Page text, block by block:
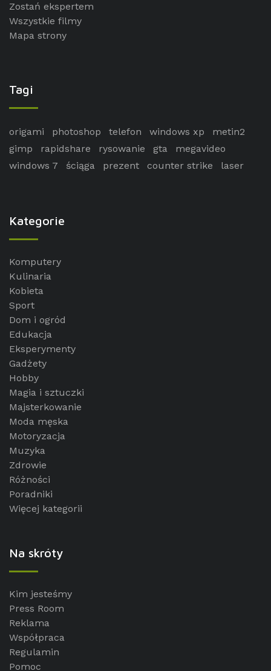
Zostań ekspertem
Wszystkie filmy
Mapa strony
Tagi
origami photoshop telefon windows xp
metin2
gimp
rapidshare rysowanie gta
megavideo
windows 7
ściąga prezent counter strike laser
Kategorie
Komputery
Kulinaria
Kobieta
Sport
Dom i ogród
Edukacja
Eksperymenty
Gadżety
Hobby
Magia i sztuczki
Majsterkowanie
Moda męska
Motoryzacja
Muzyka
Zdrowie
Różności
Poradniki
Więcej kategorii
Na skróty
Kim jesteśmy
Press Room
Reklama
Współpraca
Regulamin
Pomoc